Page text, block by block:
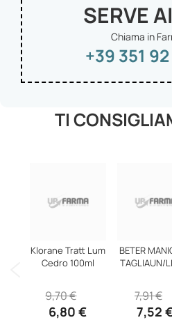
SERVE
Chiama in
+39 351
TI
Klorane Tratt Lum
Cedro 100ml
6,80 €
9,70 €
BETER
TAGLIAUN/
7,52
7,91 €